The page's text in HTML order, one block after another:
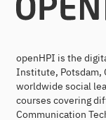
openHPI is the
Institute, Potsdam,
worldwide social
courses covering
Communication